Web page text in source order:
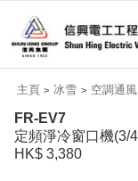
主頁 > 冰雪 > 空調通風
FR-EV7
定頻淨冷窗口機(3/
HK$ 3,380